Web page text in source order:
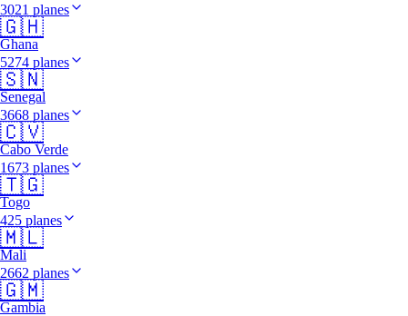
3021 planes
🇬🇭
Ghana
5274 planes
🇸🇳
Senegal
3668 planes
🇨🇻
Cabo Verde
1673 planes
🇹🇬
Togo
425 planes
🇲🇱
Mali
2662 planes
🇬🇲
Gambia